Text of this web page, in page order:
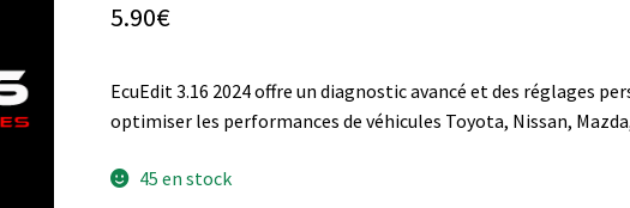
5.90€
EcuEdit 3.16 2024 offre un diagnostic avancé et des réglages
optimiser les performances de véhicules Toyota, Nissan,
45 en stock